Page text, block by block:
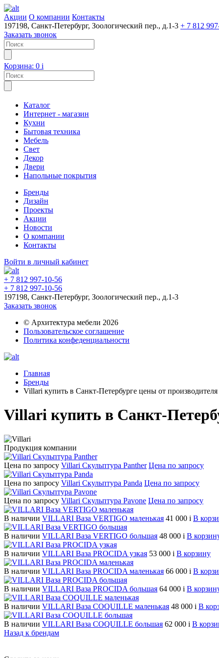
Акции О компании Контакты
197198, Санкт-Петербург, Зоологический пер., д.1-3 + 7 812
Заказать звонок
Корзина: 0 i
Каталог
Интернет - магазин
Кухни
Бытовая техника
Мебель
Свет
Декор
Двери
Напольные покрытия
Бренды
Дизайн
Проекты
Акции
Новости
О компании
Контакты
Войти в личный кабинет
+ 7 812 997-10-56
+ 7 812 997-10-56
197198, Санкт-Петербург, Зоологический пер., д.1-3
Заказать звонок
© Архитектура мебели 2026
Пользовательское соглашение
Политика конфеденциальности
Главная
Бренды
Villari купить в Санкт-Петербурге цены от
Villari купить в Санкт-
Продукция компании
Цена по запросу Villari Скульптура Panther Цена по запросу
Цена по запросу Villari Скульптура Panda Цена по запросу
Цена по запросу Villari Скульптура Pavone Цена по запросу
В наличии VILLARI Ваза VERTIGO маленькая 41 000 i В
В наличии VILLARI Ваза VERTIGO большая 48 000 i В
В наличии VILLARI Ваза PROCIDA узкая 53 000 i В корзину
В наличии VILLARI Ваза PROCIDA маленькая 66 000 i В
В наличии VILLARI Ваза PROCIDA большая 64 000 i В
В наличии VILLARI Ваза COQUILLE маленькая 48 000 i В
В наличии VILLARI Ваза COQUILLE большая 62 000 i В
Назад к брендам